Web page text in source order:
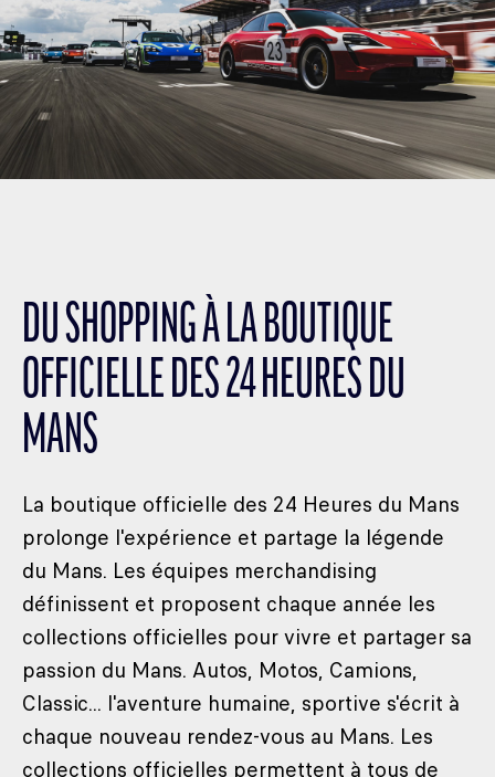
DU SHOPPING À LA BOUTIQUE
OFFICIELLE DES 24 HEURES DU
MANS
La boutique officielle des 24 Heures du Mans
prolonge l'expérience et partage la légende
du Mans. Les équipes merchandising
définissent et proposent chaque année les
collections officielles pour vivre et partager sa
passion du Mans. Autos, Motos, Camions,
Classic... l'aventure humaine, sportive s'écrit à
chaque nouveau rendez-vous au Mans. Les
collections officielles permettent à tous de